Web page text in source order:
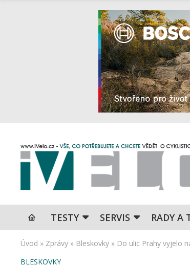
TESTY SERVIS RADY A
Úvod » Zprávy » Bleskovky » Do ulic Prahy vyjelo
BLESKOVKY